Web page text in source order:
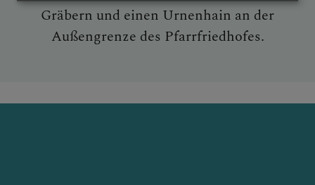
Gräbern und einen Urnenhain an der
Außengrenze des Pfarrfriedhofes.